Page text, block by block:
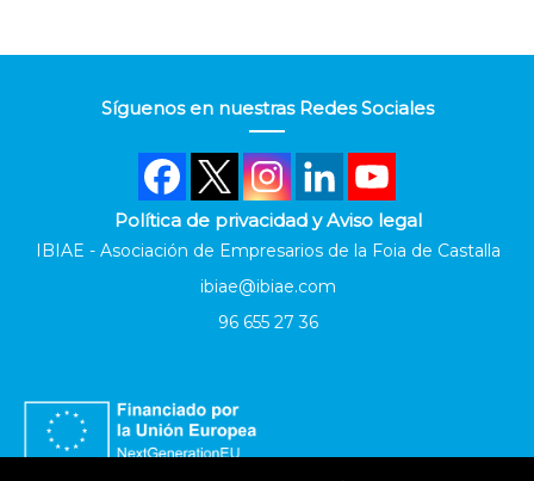
Síguenos en nuestras Redes Sociales
Política de privacidad y Aviso legal
IBIAE - Asociación de Empresarios de la Foia de Castalla
ibiae@ibiae.com
96 655 27 36